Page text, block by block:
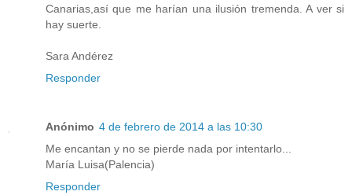
Canarias,así que me harían una ilusión tremenda. A ver si
hay suerte.
Sara Andérez
Responder
Anónimo 4 de febrero de 2014 a las 10:30
Me encantan y no se pierde nada por intentarlo...
María Luisa(Palencia)
Responder